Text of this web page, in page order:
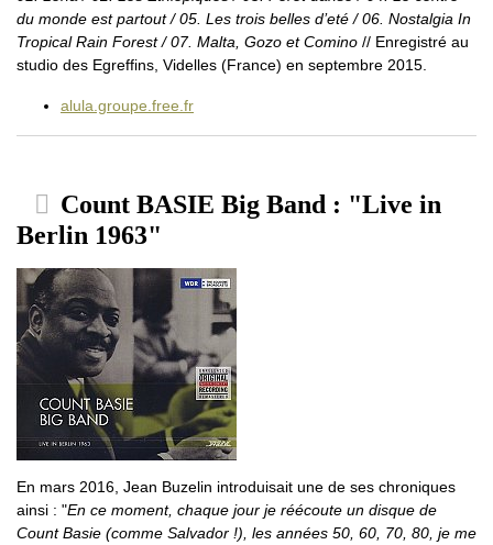
du monde est partout / 05. Les trois belles d’eté / 06. Nostalgia In
Tropical Rain Forest / 07. Malta, Gozo et Comino // Enregistré au
studio des Egreffins, Videlles (France) en septembre 2015.
alula.groupe.free.fr
Count BASIE Big Band : "Live in
Berlin 1963"
En mars 2016, Jean Buzelin introduisait une de ses chroniques
ainsi : "En ce moment, chaque jour je réécoute un disque de
Count Basie (comme Salvador !), les années 50, 60, 70, 80, je me